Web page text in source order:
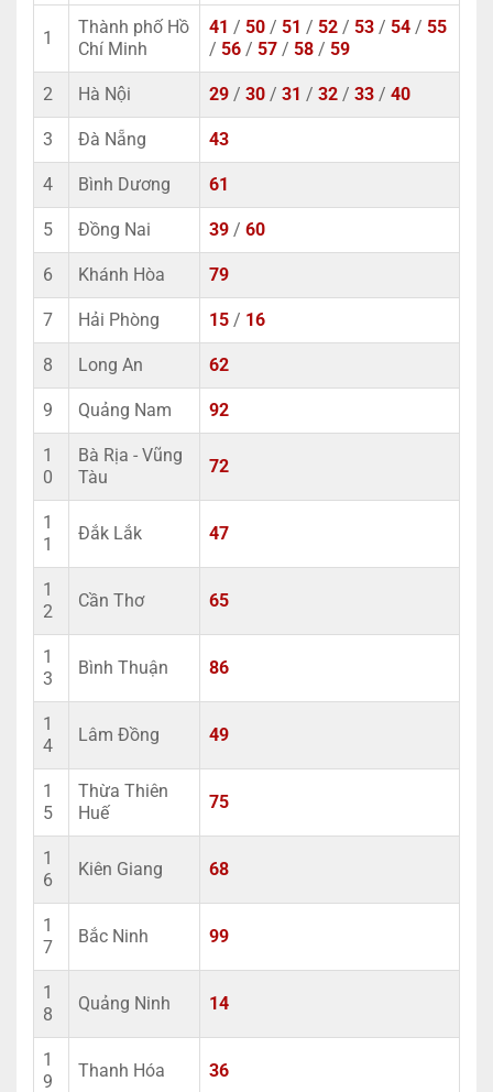
1
Thành phố Hồ
Chí Minh
41 / 50 / 51 / 52 / 53 / 54 / 55
/ 56 / 57 / 58 / 59
2 Hà Nội 29 / 30 / 31 / 32 / 33 / 40
3 Đà Nẵng 43
4 Bình Dương 61
5 Đồng Nai 39 / 60
6 Khánh Hòa 79
7 Hải Phòng 15 / 16
8 Long An 62
9 Quảng Nam 92
1
0
Bà Rịa - Vũng
Tàu
72
1
1
Đắk Lắk 47
1
2
Cần Thơ 65
1
3
Bình Thuận 86
1
4
Lâm Đồng 49
1
5
Thừa Thiên
Huế
75
1
6
Kiên Giang 68
1
7
Bắc Ninh 99
1
8
Quảng Ninh 14
1
9
Thanh Hóa 36